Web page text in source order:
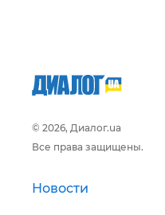
© 2026, Диалог.ua
Все права защищены.
Новости